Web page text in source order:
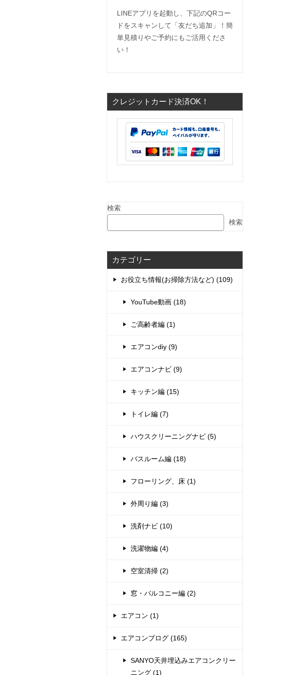
LINEアプリを起動し、下記のQRコー
ドをスキャンして「友だち追加」！簡
単見積りやご予約にもご活用くださ
い！
クレジットカード決済OK！
検索
検索
カテゴリー
お役立ち情報(お掃除方法など) (109)
YouTube動画 (18)
ご高齢者編 (1)
エアコンdiy (9)
エアコンナビ (9)
キッチン編 (15)
トイレ編 (7)
ハウスクリーニングナビ (5)
バスルーム編 (18)
フローリング、床 (1)
外周り編 (3)
洗剤ナビ (10)
洗濯物編 (4)
空室清掃 (2)
窓・バルコニー編 (2)
エアコン (1)
エアコンブログ (165)
SANYO天井埋込みエアコンクリー
ニング (1)